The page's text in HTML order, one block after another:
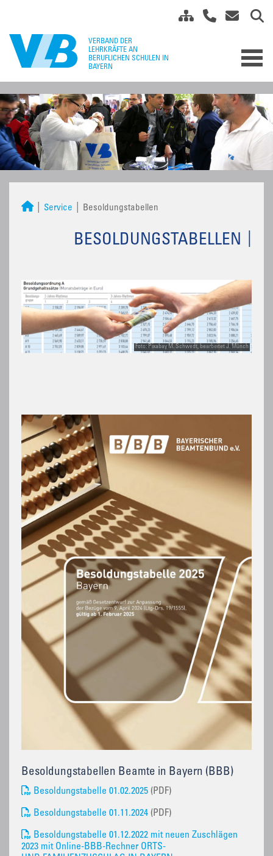
Service Besoldungstabellen
BESOLDUNGSTABELLEN
Foto: Pixabay M. Schwedt, bearbeitet J. Münch
Besoldungstabellen Beamte in Bayern (BBB)
Besoldungstabelle 01.02.2025 (PDF)
Besoldungstabelle 01.11.2024 (PDF)
Besoldungstabelle 01.12.2022 mit neuen Zuschlägen
2023 mit Online-BBB-Rechner ORTS-